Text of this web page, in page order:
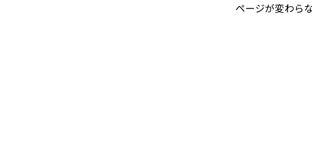
ページが変わら